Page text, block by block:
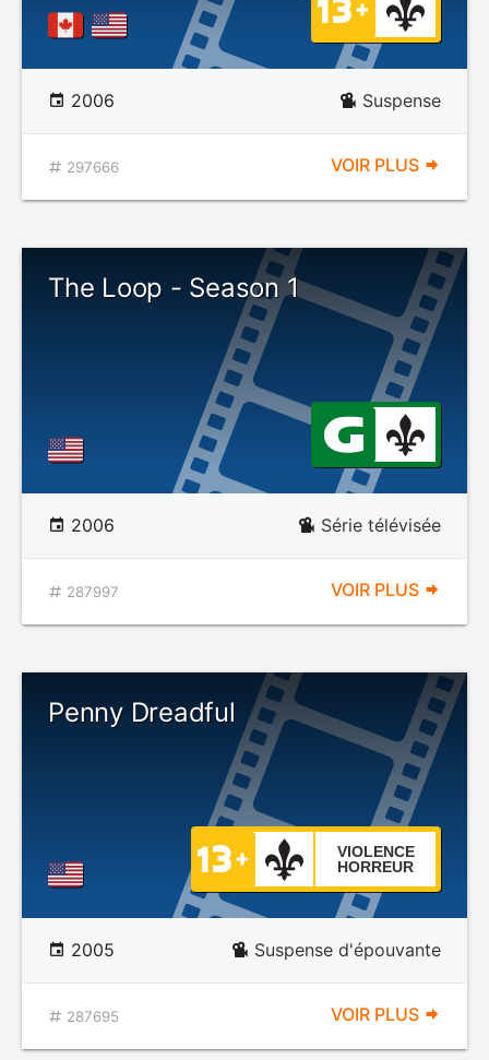
2006 Suspense
297666 VOIR PLUS
The Loop - Season 1
2006 Série télévisée
287997 VOIR PLUS
Penny Dreadful
VIOLENCE
HORREUR
2005 Suspense d'épouvante
287695 VOIR PLUS